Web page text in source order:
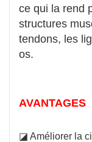
ce qui la rend
structures
tendons, les
os.
AVANTAGES
◪ Améliorer la